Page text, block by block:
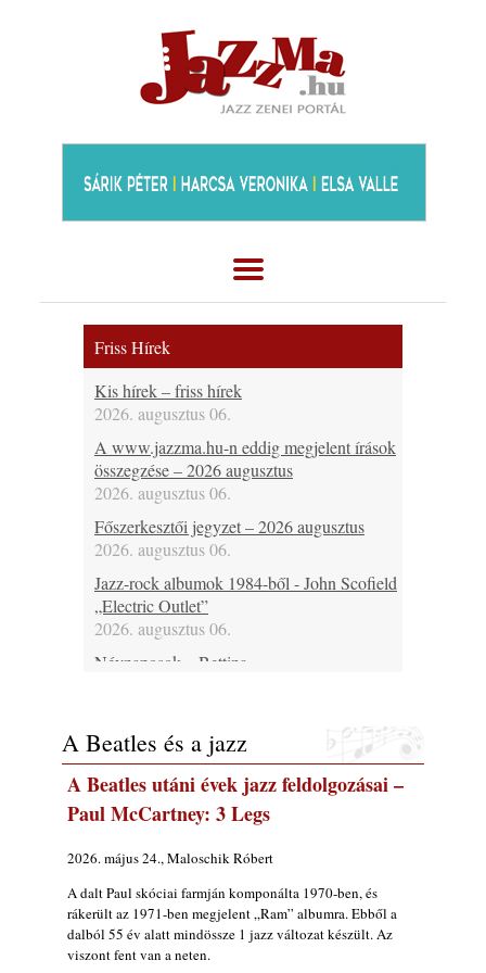
Friss Hírek
Kis hírek – friss hírek
2026. augusztus 06.
A www.jazzma.hu-n eddig megjelent írások
összegzése – 2026 augusztus
2026. augusztus 06.
Főszerkesztői jegyzet – 2026 augusztus
2026. augusztus 06.
Jazz-rock albumok 1984-ből - John Scofield
„Electric Outlet”
2026. augusztus 06.
Névnaposok – Bettina
Bubenyák Zoltán, 46 éves Horváth „Plutó”
József és 60 éves Regina Carter
2026. augusztus 06.
Ma lenne 80 éves Allan Holdsworth
2026. augusztus 06.
Ezen a napon – augusztus 6. (2026)
2026. augusztus 06.
A Beatles és a jazz
A Beatles utáni évek jazz feldolgozásai –
Paul McCartney: 3 Legs
2026. május 24., Maloschik Róbert
A dalt Paul skóciai farmján komponálta 1970-ben, és
rákerült az 1971-ben megjelent „Ram” albumra. Ebből a
dalból 55 év alatt mindössze 1 jazz változat készült. Az
viszont fent van a neten.